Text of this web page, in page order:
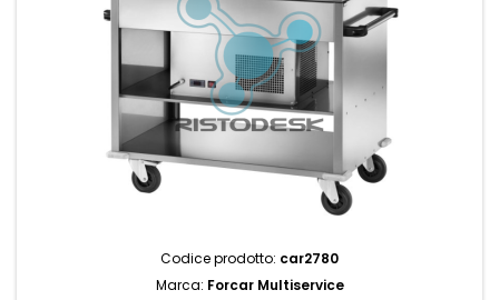
Codice prodotto: car2780
Marca: Forcar Multiservice